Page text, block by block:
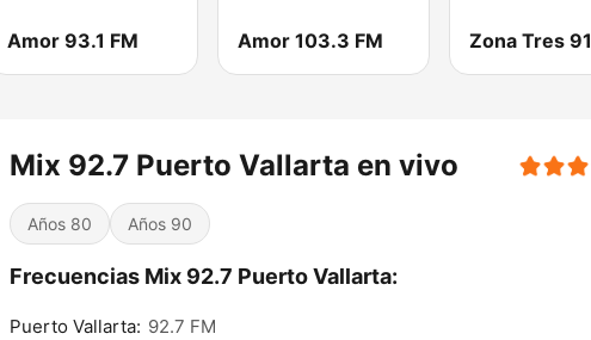
Amor 93.1 FM Amor 103.3 FM
Mix 92.7 Puerto Vallarta en vivo
Años 80 Años 90
Frecuencias Mix 92.7 Puerto Vallarta:
Puerto Vallarta: 92.7 FM